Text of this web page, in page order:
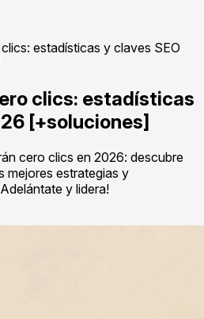
estadísticas y claves SEO
clics: estadísticas
[+soluciones]
cero clics en 2026: descubre
mejores estrategias y
y lidera!